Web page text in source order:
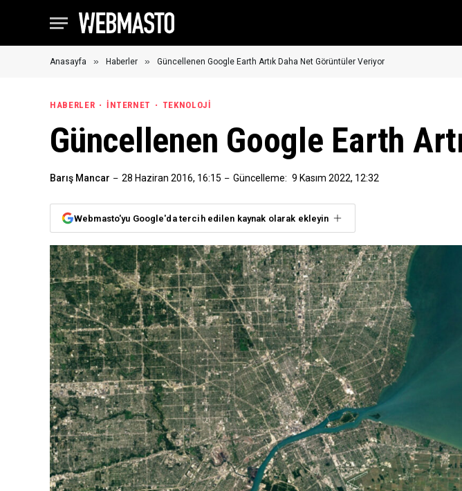
Anasayfa » Haberler » Güncellenen Google Earth Artık Daha Net Görüntüler Veriyor
HABERLER İNTERNET TEKNOLOJI
Güncellenen Google Earth
Barış Mancar 28 Haziran 2016, 16:15 Güncelleme: 9 Kasım 2022, 12:32
Webmasto'yu Google'da tercih edilen kaynak olarak ekleyin